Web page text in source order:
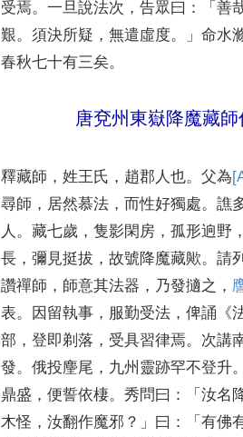
受焉。一旦說法次 ，告眾曰 ：「善
艱。須決所疑 ，無遣虛度。」命水
春秋七十有三矣。
唐兗州東嶽降魔藏師
釋藏師 ，姓王氏 ， 趙郡人也。父為
尋師 ， 居然慕法 ，而性好獨處。譙
人 。藏七歲 ，隻影閑房 ，孤形逈野
長 ，彌見挺拔 ，故號降魔藏歟。請
讚禪師 ， 師意其法器 ， 乃發擿之 ，
表。 因留執事 ， 服勤受法 ，俾誦 《
部 ，登即剃落 ， 受具習律焉。 次講
發。俄投麈尾 ， 九州靈跡罕不登升
鼎盛 ，便誓依棲。秀問曰 ：「汝名
木怪 ，汝翻作魔邪 ？」 曰 ：「有佛